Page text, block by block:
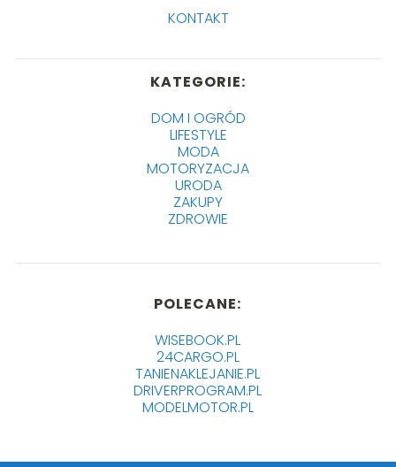
KONTAKT
KATEGORIE:
DOM I OGRÓD
LIFESTYLE
MODA
MOTORYZACJA
URODA
ZAKUPY
ZDROWIE
POLECANE:
WISEBOOK.PL
24CARGO.PL
TANIENAKLEJANIE.PL
DRIVERPROGRAM.PL
MODELMOTOR.PL